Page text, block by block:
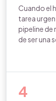
Cuando el
tarea
pipeline de
de ser una
4